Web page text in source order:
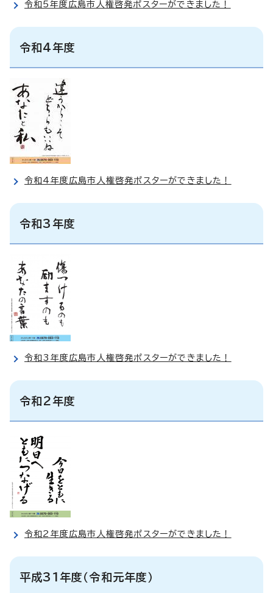
令和5年度広島市人権啓発ポスターができました！
令和4年度
令和4年度広島市人権啓発ポスターができました！
令和3年度
令和3年度広島市人権啓発ポスターができました！
令和2年度
令和2年度広島市人権啓発ポスターができました！
平成31年度（令和元年度）